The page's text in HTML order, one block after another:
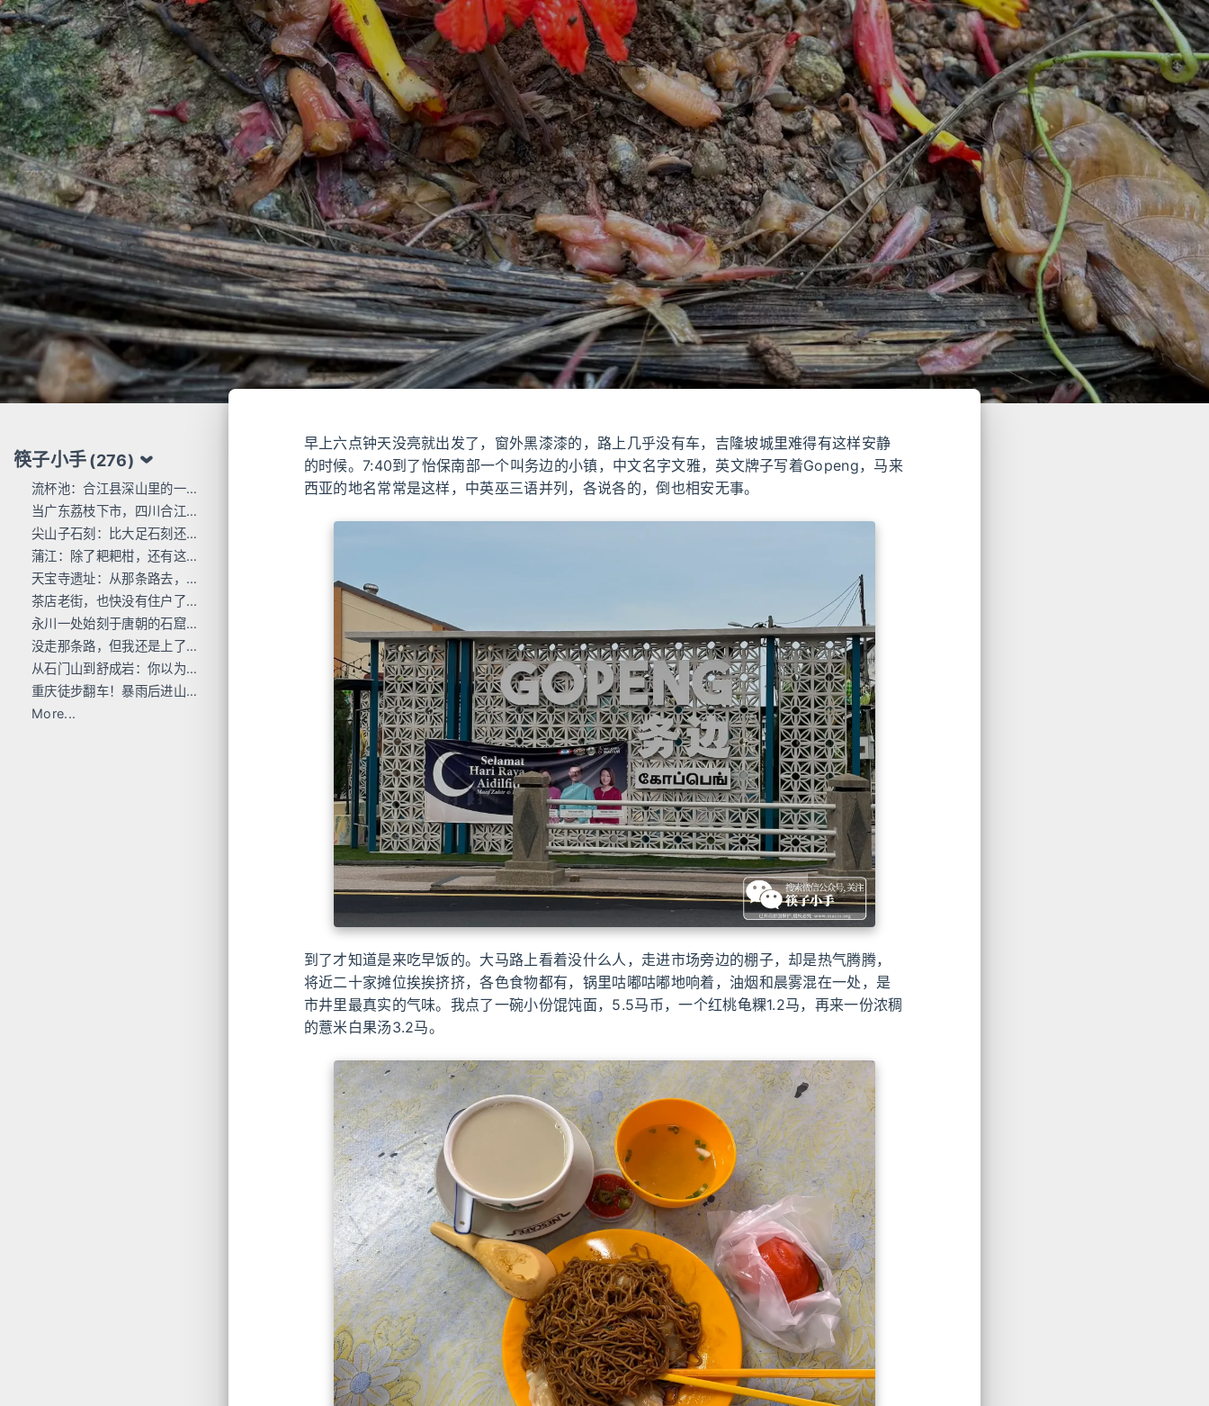
筷子小手(276)
流杯池：合江县深山里的一行东洋刻痕
当广东荔枝下市，四川合江的才刚红透
尖山子石刻：比大足石刻还早300年
蒲江：除了耙耙柑，还有这么多唐宋石刻
天宝寺遗址：从那条路去，过这座桥来
茶店老街，也快没有住户了...
永川一处始刻于唐朝的石窟，人不多 值得去
没走那条路，但我还是上了巴岳山
从石门山到舒成岩：你以为去过宝顶山就是全部的大足石刻了吗？
重庆徒步翻车！暴雨后进山，差点栽在这座小山里
More...
早上六点钟天没亮就出发了，窗外黑漆漆的，路上几乎没有车，吉隆坡城里难得有这样安静
的时候。7:40到了怡保南部一个叫务边的小镇，中文名字文雅，英文牌子写着Gopeng，马来
西亚的地名常常是这样，中英巫三语并列，各说各的，倒也相安无事。
到了才知道是来吃早饭的。大马路上看着没什么人，走进市场旁边的棚子，却是热气腾腾，
将近二十家摊位挨挨挤挤，各色食物都有，锅里咕嘟咕嘟地响着，油烟和晨雾混在一处，是
市井里最真实的气味。我点了一碗小份馄饨面，5.5马币，一个红桃龟粿1.2马，再来一份浓稠
的薏米白果汤3.2马。